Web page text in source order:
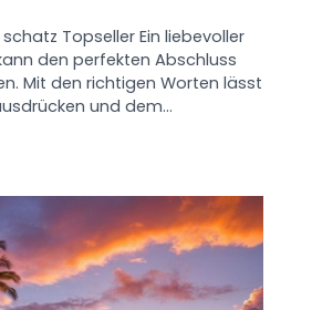
Topseller Ein liebevoller
den perfekten Abschluss
Mit den richtigen Worten lässt
und dem…